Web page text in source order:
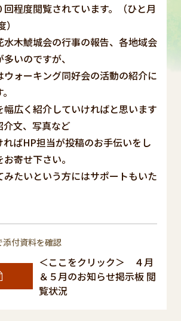
程度閲覧されています。（ひと月
水木鯱城会の行事の報告、各地域会
いのですが、
ウォーキング同好会の活動の紹介に
幅広く紹介していければと思います
文、写真など
ればHP担当が投稿のお手伝いをし
寄せ下さい。
みたいという方にはサポートもいた
添付資料を確認
＜ここをクリック＞ ４月
＆５月のお知らせ掲示板 閲
覧状況